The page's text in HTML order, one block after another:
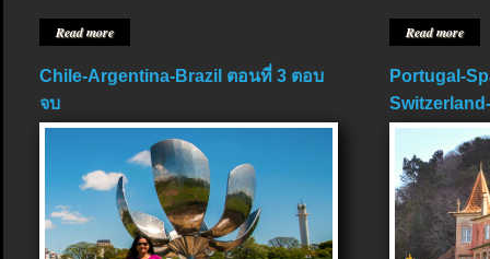
Read more Read more
Chile-Argentina-Brazil ตอนที่ 3 ตอบ
จบ
Portugal-